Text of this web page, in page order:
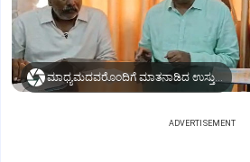
ಮಾಧ್ಯಮದವರೊಂದಿಗೆ ಮಾತನಾಡಿದ ಉಸ್ತುವಾರಿ ಸಚಿವ ಡಾ. ಯತೀಂದ್ರ ಸಿದ್ದರಾಮಯ್ಯ
ADVERTISEMENT